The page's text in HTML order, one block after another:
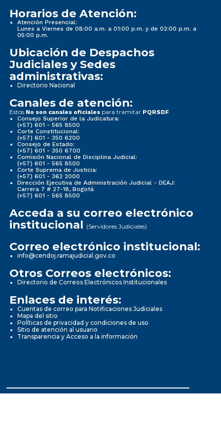
Horarios de Atención:
Atención Presencial:
Lunes a Viernes de 08:00 a.m. a 01:00 p.m. y de 02:00 p.m. a
05:00 p.m.
Ubicación de Despachos
Judiciales y Sedes
administrativas:
Directorio Nacional
Canales de atención:
Estos No son canales oficiales para tramitar PQRSDF
Consejo Superior de la Judicatura:
(+57) 601 - 565 8500
Corte Constitucional:
(+57) 601 - 350 6200
Consejo de Estado:
(+57) 601 - 350 6700
Comisión Nacional de Disciplina Judicial:
(+57) 601 - 565 8500
Corte Suprema de Justicia:
(+57) 601 - 362 2000
Dirección Ejecutiva de Administración Judicial - DEAJ:
Carrera 7 # 27-18, Bogotá
(+57) 601 - 565 8500
Acceda a su correo electrónico
institucional (Servidores Judiciales)
Correo electrónico institucional:
info@cendoj.ramajudicial.gov.co
Otros Correos electrónicos:
Directorio de Correos Electrónicos Institucionales
Enlaces de interés:
Cuentas de correo para Notificaciones Judiciales
Mapa del sitio
Políticas de privacidad y condiciones de uso
Sitio de atención al usuario
Transparencia y Acceso a la información